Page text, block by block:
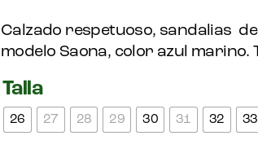
Calzado respetuoso, sandalias
modelo Saona, color azul marino.
Talla
26 27 28 29 30 31 32 33